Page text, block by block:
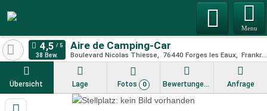
Menu
Aire de Camping-Car
Boulevard Nicolas Thiesse 76440 Forges les Eaux Frankreich
38 Bew.
Übersicht Lage Fotos 0 Bewertungen Anfrage